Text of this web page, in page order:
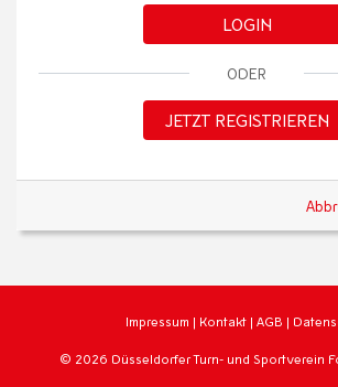
LOGIN
ODER
JETZT REGISTRIEREN
Impressum | Kontakt | AGB |
© 2026 Düsseldorfer Turn- und Sportverein